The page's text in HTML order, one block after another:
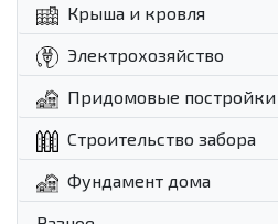
Крыша и кровля
Электрохозяйство
Придомовые постройки
Строительство забора
Фундамент дома